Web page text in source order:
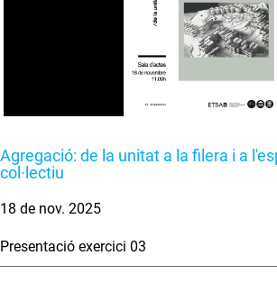
Agregació: de la unitat a la filera i a
col·lectiu
18 de nov. 2025
Presentació exercici 03